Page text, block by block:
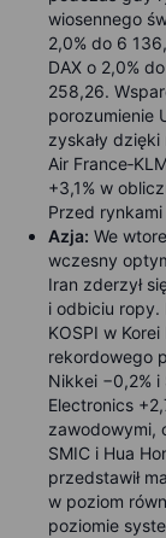
wiosennego
2,0% do 6
DAX o 2,0%
258,26.
porozumienie
zyskały
Air
+3,1% w
Przed
Azja: We
wczesny
Iran zderzył
i odbiciu ropy.
KOSPI w
rekordowego
Nikkei −0,2% i
Electronics
zawodowymi,
SMIC i Hua
przedstawił
w poziom
poziomie